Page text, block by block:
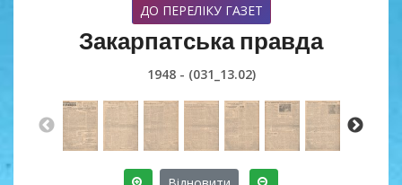
ДО ПЕРЕЛІКУ ГАЗЕТ
Закарпатська правда
1948 - (031_13.02)